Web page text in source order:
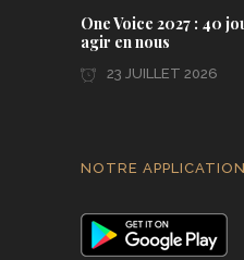
One Voice 2027 : 40
agir en nous
23 JUILLET 2026
NOTRE APPLICATION